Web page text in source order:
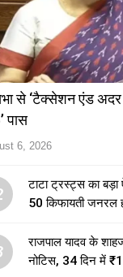
से ‘टैक्सेशन एंड
पास
6, 2026
टाटा ट्रस्ट्स का
50 किफायती जनरल
राजपाल यादव के
नोटिस, 34 दिन में